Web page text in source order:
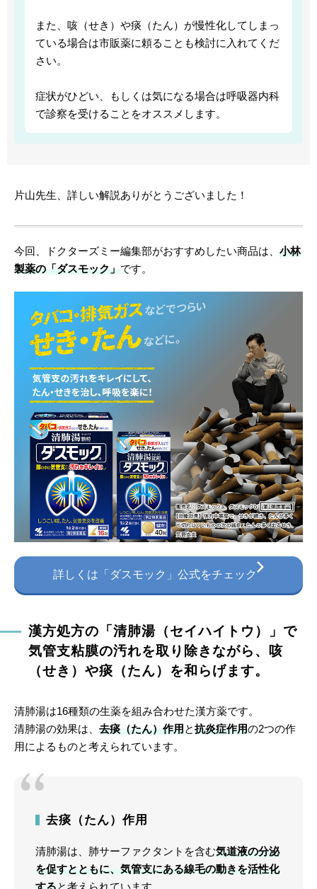
また、咳（せき）や痰（たん）が慢性化してしまっ
ている場合は市販薬に頼ることも検討に入れてくだ
さい。
症状がひどい、もしくは気になる場合は呼吸器内科
で診察を受けることをオススメします。
片山先生、詳しい解説ありがとうございました！
今回、ドクターズミー編集部がおすすめしたい商品は、 小林
製薬の「ダスモック」です。
詳しくは「ダスモック」公式をチェック
漢方処方の「清肺湯（セイハイトウ）」で
気管支粘膜の汚れを取り除きながら、咳
（せき）や痰（たん）を和らげます。
清肺湯は16種類の生薬を組み合わせた漢方薬です。
清肺湯の効果は、 去痰（たん）作用と抗炎症作用の2つの作
用によるものと考えられています。
去痰（たん）作用
清肺湯は、肺サーファクタントを含む気道液の分泌
を促すとともに、気管支にある線毛の動きを活性化
する と考えられています。